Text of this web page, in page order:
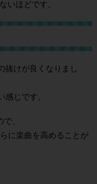
いほどです。
抜けが良くなりまし
じです。
、
に楽曲を高めることが